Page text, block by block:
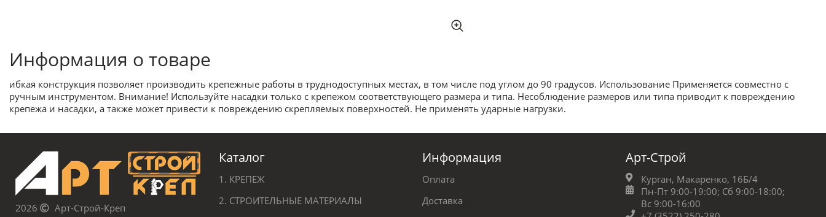
Информация о товаре
ибкая конструкция позволяет производить крепежные работы в труднодоступных местах, в том числе под углом до 90 градусов. Использование Применяется совместно с
ручным инструментом. Внимание! Используйте насадки только с крепежом соответствующего размера и типа. Несоблюдение размеров или типа приводит к повреждению
крепежа и насадки, а также может привести к повреждению скрепляемых поверхностей. Не применять ударные нагрузки.
2026 Арт-Строй-Креп
Каталог
1. КРЕПЕЖ
2. СТРОИТЕЛЬНЫЕ МАТЕРИАЛЫ
Информация
Оплата
Доставка
Арт-Строй
Курган, Макаренко, 16Б/4
Пн-Пт 9:00-19:00; Сб 9:00-18:00;
Вс 9:00-16:00